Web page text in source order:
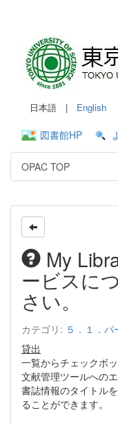
日本語 | English
図書館HP
OPAC TOP
My
ービスに
さい。
カテゴリ: ５．１．
貸出
一覧からチェックボ
文献管理ツールへの
書誌情報のタイトル
ることができます。